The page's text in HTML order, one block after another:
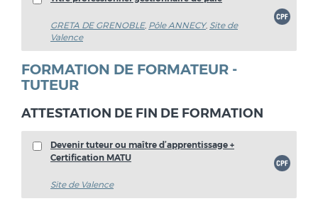
GRETA DE GRENOBLE, Pôle ANNECY, Site de
Valence
FORMATION DE FORMATEUR -
TUTEUR
ATTESTATION DE FIN DE FORMATION
Devenir tuteur ou maître d’apprentissage +
Certification MATU
Site de Valence